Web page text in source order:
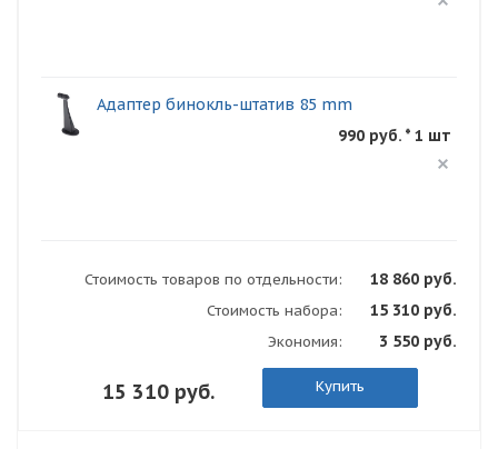
Адаптер бинокль-штатив 85 mm
990 руб. * 1 шт
Стоимость товаров по отдельности: 18 860 руб.
Стоимость набора: 15 310 руб.
Экономия: 3 550 руб.
15 310 руб. Купить